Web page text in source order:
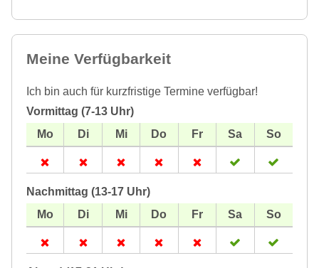
Meine Verfügbarkeit
Ich bin auch für kurzfristige Termine verfügbar!
Vormittag (7-13 Uhr)
Nachmittag (13-17 Uhr)